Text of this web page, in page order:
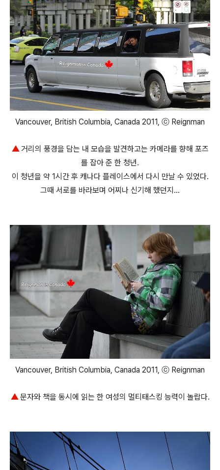
Vancouver, British Columbia, Canada 2011, ⓒ Reignman
▲거리의 풍경을 담는 내 모습을 발견하고는 카메라를 향해 포즈
를 잡아 준 한 청년.
이 청년을 약 1시간 후 캐나다 플레이스에서 다시 만날 수 있었다.
그때 서로를 바라보며 어찌나 신기해 했던지...
Vancouver, British Columbia, Canada 2011, ⓒ Reignman
▲문자와 책을 동시에 읽는 한 여성의 멀티태스킹 능력이 놀랍다.